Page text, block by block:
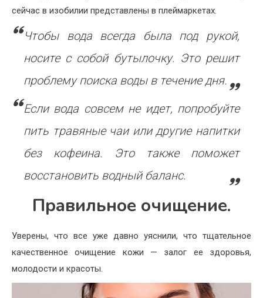
сейчас в изобилии представлены в плеймаркетах.
Чтобы вода всегда была под рукой,
носите с собой бутылочку. Это решит
проблему поиска воды в течение дня.
Если вода совсем не идет, попробуйте
пить травяные чаи или другие напитки
без кофеина. Это также поможет
восстановить водный баланс.
Правильное очищение.
Уверены, что все уже давно уяснили, что тщательное
качественное очищение кожи — залог ее здоровья,
молодости и красоты.